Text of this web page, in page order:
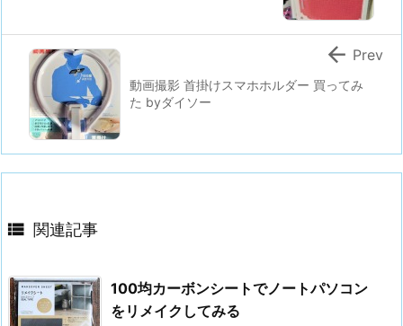
動画撮影 首掛けスマホホルダー 買ってみ
た byダイソー
 Prev
 関連記事
100均カーボンシートでノートパソコン
をリメイクしてみる